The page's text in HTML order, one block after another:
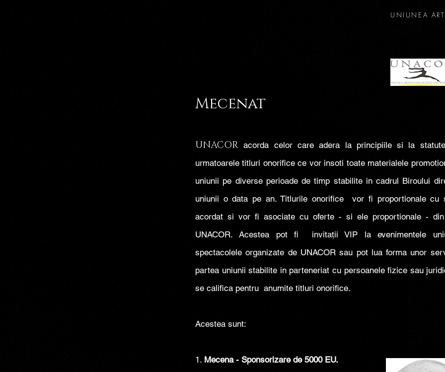
UNIUNEA
Mecenat
UNACORacorda celor care adera la principiile si la
urmatoarele titluri onorifice ce vor insoti toate materialele
uniunii pe diverse perioade de timp stabilite in cadrul Biroului
uniunii o data pe an. Titlurile onorifice vor fi proportionale cu
acordat si vor fi asociate cu oferte - si ele proportionale -
UNACOR. Acestea pot fi invitații VIP la evenimentele
spectacolele organizate de UNACOR sau pot lua forma unor
partea uniunii stabilite in parteneriat cu persoanele fizice sau
se califica pentru anumite titluri onorifice.
Acestea sunt:
1. Mecena - Sponsorizare de 5000 EU.